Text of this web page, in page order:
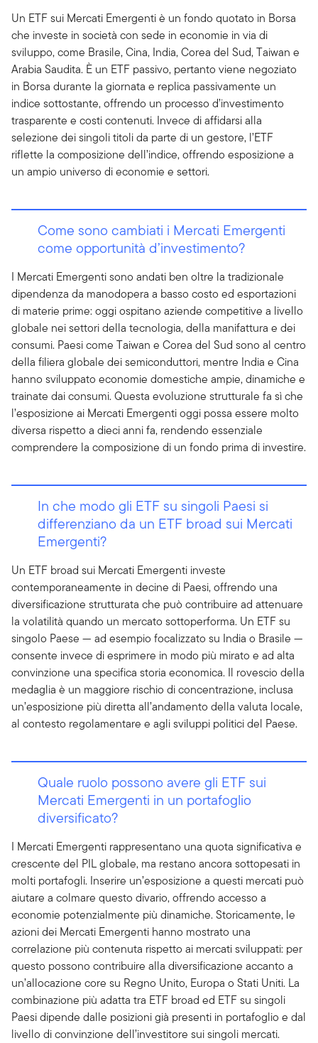
Un ETF sui Mercati Emergenti è un fondo quotato in Borsa
che investe in società con sede in economie in via di
sviluppo, come Brasile, Cina, India, Corea del Sud, Taiwan e
Arabia Saudita. È un ETF passivo, pertanto viene negoziato
in Borsa durante la giornata e replica passivamente un
indice sottostante, offrendo un processo d’investimento
trasparente e costi contenuti. Invece di affidarsi alla
selezione dei singoli titoli da parte di un gestore, l’ETF
riflette la composizione dell’indice, offrendo esposizione a
un ampio universo di economie e settori.
Come sono cambiati i Mercati Emergenti
come opportunità d’investimento?
I Mercati Emergenti sono andati ben oltre la tradizionale
dipendenza da manodopera a basso costo ed esportazioni
di materie prime: oggi ospitano aziende competitive a livello
globale nei settori della tecnologia, della manifattura e dei
consumi. Paesi come Taiwan e Corea del Sud sono al centro
della filiera globale dei semiconduttori, mentre India e Cina
hanno sviluppato economie domestiche ampie, dinamiche e
trainate dai consumi. Questa evoluzione strutturale fa sì che
l’esposizione ai Mercati Emergenti oggi possa essere molto
diversa rispetto a dieci anni fa, rendendo essenziale
comprendere la composizione di un fondo prima di investire.
In che modo gli ETF su singoli Paesi si
differenziano da un ETF broad sui Mercati
Emergenti?
Un ETF broad sui Mercati Emergenti investe
contemporaneamente in decine di Paesi, offrendo una
diversificazione strutturata che può contribuire ad attenuare
la volatilità quando un mercato sottoperforma. Un ETF su
singolo Paese — ad esempio focalizzato su India o Brasile —
consente invece di esprimere in modo più mirato e ad alta
convinzione una specifica storia economica. Il rovescio della
medaglia è un maggiore rischio di concentrazione, inclusa
un’esposizione più diretta all’andamento della valuta locale,
al contesto regolamentare e agli sviluppi politici del Paese.
Quale ruolo possono avere gli ETF sui
Mercati Emergenti in un portafoglio
diversificato?
I Mercati Emergenti rappresentano una quota significativa e
crescente del PIL globale, ma restano ancora sottopesati in
molti portafogli. Inserire un’esposizione a questi mercati può
aiutare a colmare questo divario, offrendo accesso a
economie potenzialmente più dinamiche. Storicamente, le
azioni dei Mercati Emergenti hanno mostrato una
correlazione più contenuta rispetto ai mercati sviluppati: per
questo possono contribuire alla diversificazione accanto a
un’allocazione core su Regno Unito, Europa o Stati Uniti. La
combinazione più adatta tra ETF broad ed ETF su singoli
Paesi dipende dalle posizioni già presenti in portafoglio e dal
livello di convinzione dell’investitore sui singoli mercati.